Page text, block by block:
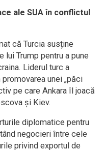
ale SUA în conflictul
că Turcia susține
lui Trump pentru a pune
Liderul turc a
unei „păci
pe care Ankara îl joacă
și Kiev.
diplomatice pentru
negocieri între cele
privind exportul de